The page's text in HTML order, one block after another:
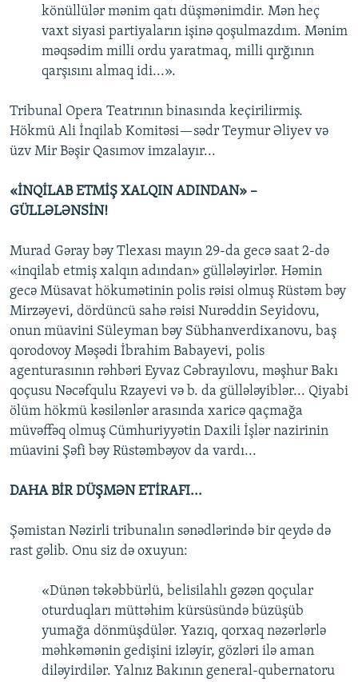
könüllülər mənim qatı düşmənimdir. Mən heç
vaxt siyasi partiyaların işinə qoşulmazdım. Mənim
məqsədim milli ordu yaratmaq, milli qırğının
qarşısını almaq idi...».
Tribunal Opera Teatrının binasında keçirilirmiş.
Hökmü Ali İnqilab Komitəsi—sədr Teymur Əliyev və
üzv Mir Bəşir Qasımov imzalayır...
«İNQİLAB ETMİŞ XALQIN ADINDAN» –
GÜLLƏLƏNSİN!
Murad Gəray bəy Tlexası mayın 29-da gecə saat 2-də
«inqilab etmiş xalqın adından» güllələyirlər. Həmin
gecə Müsavat hökumətinin polis rəisi olmuş Rüstəm bəy
Mirzəyevi, dördüncü sahə rəisi Nurəddin Seyidovu,
onun müavini Süleyman bəy Sübhanverdixanovu, baş
qorodovoy Məşədi İbrahim Babayevi, polis
agenturasının rəhbəri Eyvaz Cəbrayılovu, məşhur Bakı
qoçusu Nəcəfqulu Rzayevi və b. da güllələyiblər... Qiyabi
ölüm hökmü kəsilənlər arasında xaricə qaçmağa
müvəffəq olmuş Cümhuriyyətin Daxili İşlər nazirinin
müavini Şəfi bəy Rüstəmbəyov da vardı...
DAHA BİR DÜŞMƏN ETİRAFI...
Şəmistan Nəzirli tribunalın sənədlərində bir qeydə də
rast gəlib. Onu siz də oxuyun:
«Dünən təkəbbürlü, belisilahlı gəzən qoçular
oturduqları müttəhim kürsüsündə büzüşüb
yumağa dönmüşdülər. Yazıq, qorxaq nəzərlərlə
məhkəmənin gedişini izləyir, gözləri ilə aman
diləyirdilər. Yalnız Bakının general-qubernatoru